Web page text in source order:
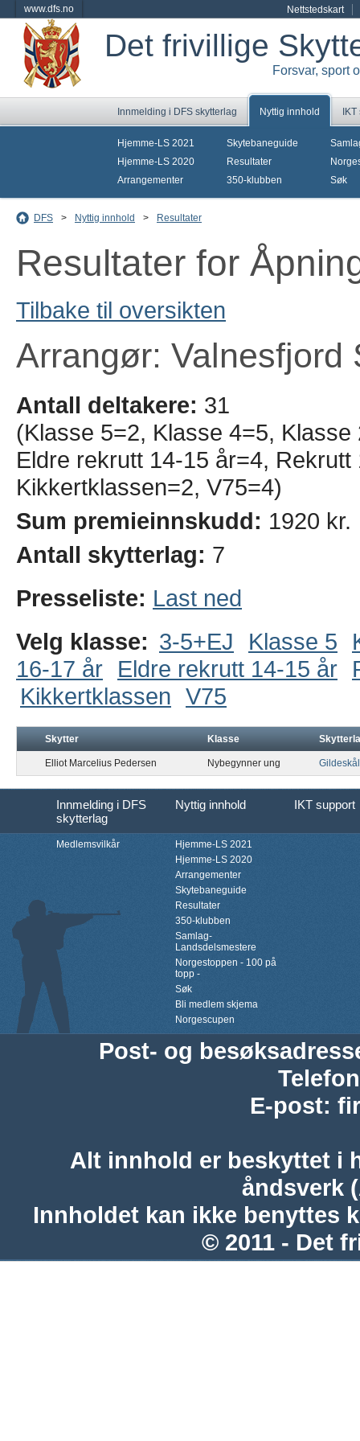
www.dfs.no Nettstedskart
Det frivillige
Forsvar, sport
Innmelding i DFS skytterlag Nyttig innhold
Hjemme-LS 2021
Hjemme-LS 2020
Arrangementer
Skytebaneguide
Resultater
350-klubben
Søk
DFS > Nyttig innhold > Resultater
Resultater for
Tilbake til oversikten
Arrangør: Valnesfjord
Antall deltakere: 31
(Klasse 5=2, Klasse 4=5,
Eldre rekrutt 14-15 år=4,
Kikkertklassen=2, V75=4)
Sum premieinnskudd: 1920 kr.
Antall skytterlag: 7
Presseliste: Last ned
Velg klasse: 3-5+EJ Klasse 5
16-17 år
Eldre rekrutt 14-15 år
Kikkertklassen V75
Skytter Klasse
Elliot Marcelius Pedersen Nybegynner ung Gildeskål
Innmelding i DFS
skytterlag
Nyttig innhold IKT support
Medlemsvilkår
Hjemme-LS 2021
Hjemme-LS 2020
Arrangementer
Skytebaneguide
Resultater
350-klubben
Samlag-
Landsdelsmestere
Norgestoppen - 100 på
topp -
Søk
Bli medlem skjema
Norgescupen
Post- og
Telefon
E-post:
Alt innhold er beskyttet i
åndsverk
Innholdet kan ikke benyttes
© 2011 - Det